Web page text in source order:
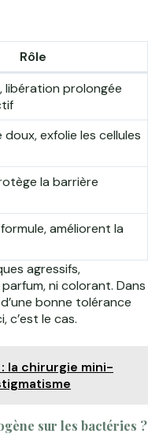
Rôle
libération prolongée
exfolie les cellules
la barrière
améliorent la
agressifs,
ni colorant. Dans
bonne tolérance
c’est le cas.
: la chirurgie mini-
sur les bactéries ?